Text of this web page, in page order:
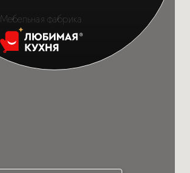
Мебельная фабрика